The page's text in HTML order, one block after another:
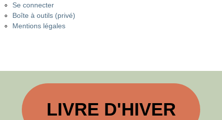
Se connecter
Boîte à outils (privé)
Mentions légales
LIVRE D'HIVER